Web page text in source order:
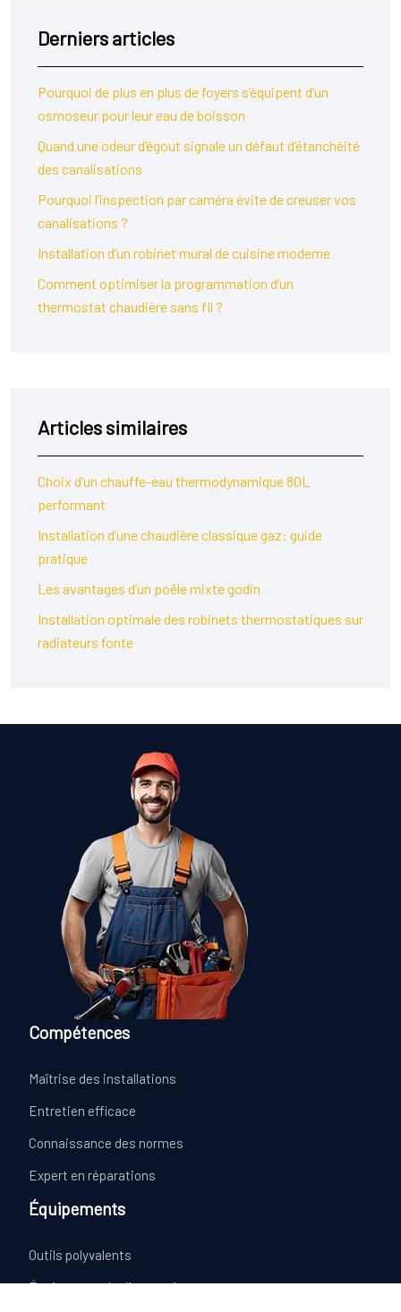
Derniers articles
Pourquoi de plus en plus de foyers s’équipent d’un
osmoseur pour leur eau de boisson
Quand une odeur d’égout signale un défaut d’étanchéité
des canalisations
Pourquoi l’inspection par caméra évite de creuser vos
canalisations ?
Installation d’un robinet mural de cuisine moderne
Comment optimiser la programmation d’un
thermostat chaudière sans fil ?
Articles similaires
Choix d’un chauffe-eau thermodynamique 80L
performant
Installation d’une chaudière classique gaz: guide
pratique
Les avantages d’un poêle mixte godin
Installation optimale des robinets thermostatiques sur
radiateurs fonte
Compétences
Maîtrise des installations
Entretien efficace
Connaissance des normes
Expert en réparations
Équipements
Outils polyvalents
Équipement de diagnostic